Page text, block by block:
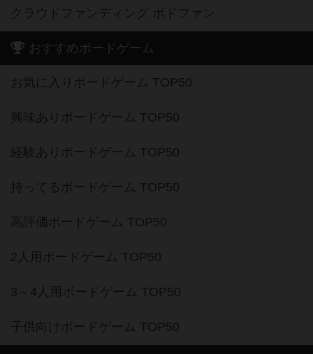
クラウドファンディング ボドファン
おすすめボードゲーム
お気に入りボードゲーム TOP50
興味ありボードゲーム TOP50
経験ありボードゲーム TOP50
持ってるボードゲーム TOP50
高評価ボードゲーム TOP50
2人用ボードゲーム TOP50
3～4人用ボードゲーム TOP50
子供向けボードゲーム TOP50